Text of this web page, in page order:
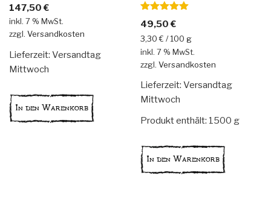
147,50 €
inkl. 7 % MwSt.
zzgl. Versandkosten
Lieferzeit: Versandtag
Mittwoch
In den Warenkorb
Bewertet
mit5.00
von 5
49,50€
3,30€ /100 g
inkl. 7 % MwSt.
zzgl.Versandkosten
Lieferzeit:Versandtag
Mittwoch
Produkt enthält: 1500 g
In den Warenkorb